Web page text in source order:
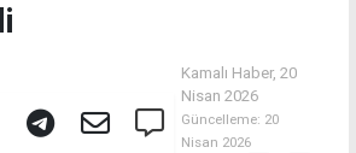
Kamalı Haber,20
Nisan 2026
Güncelleme: 20
Nisan 2026